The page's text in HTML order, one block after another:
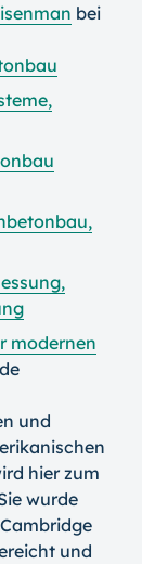
bei
modernen
und
hier zum
wurde
und